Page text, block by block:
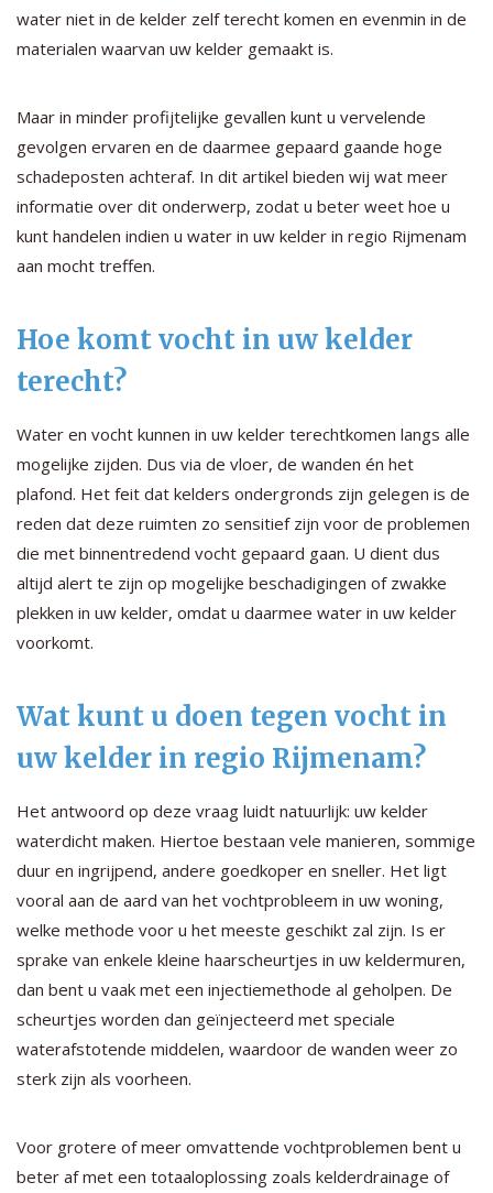
water niet in de kelder zelf terecht komen en evenmin in de
materialen waarvan uw kelder gemaakt is.
Maar in minder profijtelijke gevallen kunt u vervelende
gevolgen ervaren en de daarmee gepaard gaande hoge
schadeposten achteraf. In dit artikel bieden wij wat meer
informatie over dit onderwerp, zodat u beter weet hoe u
kunt handelen indien u water in uw kelder in regio Rijmenam
aan mocht treffen.
Hoe komt vocht in uw kelder
terecht?
Water en vocht kunnen in uw kelder terechtkomen langs alle
mogelijke zijden. Dus via de vloer, de wanden én het
plafond. Het feit dat kelders ondergronds zijn gelegen is de
reden dat deze ruimten zo sensitief zijn voor de problemen
die met binnentredend vocht gepaard gaan. U dient dus
altijd alert te zijn op mogelijke beschadigingen of zwakke
plekken in uw kelder, omdat u daarmee water in uw kelder
voorkomt.
Wat kunt u doen tegen vocht in
uw kelder in regio Rijmenam?
Het antwoord op deze vraag luidt natuurlijk: uw kelder
waterdicht maken. Hiertoe bestaan vele manieren, sommige
duur en ingrijpend, andere goedkoper en sneller. Het ligt
vooral aan de aard van het vochtprobleem in uw woning,
welke methode voor u het meeste geschikt zal zijn. Is er
sprake van enkele kleine haarscheurtjes in uw keldermuren,
dan bent u vaak met een injectiemethode al geholpen. De
scheurtjes worden dan geïnjecteerd met speciale
waterafstotende middelen, waardoor de wanden weer zo
sterk zijn als voorheen.
Voor grotere of meer omvattende vochtproblemen bent u
beter af met een totaaloplossing zoals kelderdrainage of